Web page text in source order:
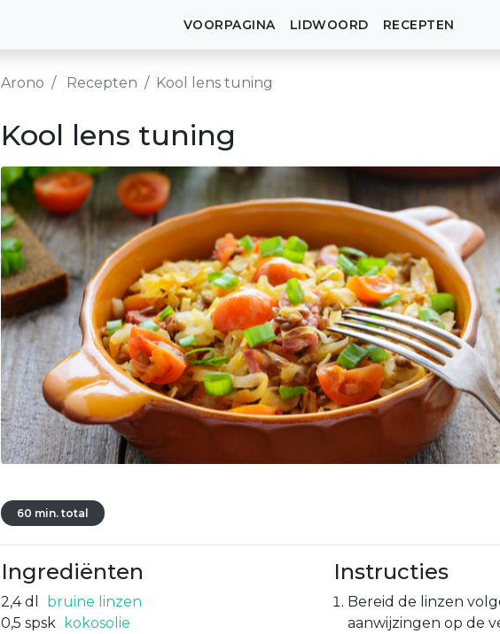
VOORPAGINA LIDWOORD RECEPTEN
Arono Recepten Kool lens tuning
Kool lens tuning
60 min. total
Ingrediënten
2,4 dl
bruine linzen
0,5 spsk
kokosolie
Instructies
Bereid de linzen
aanwijzingen op de